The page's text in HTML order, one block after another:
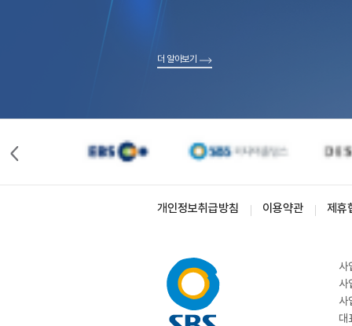
더 알아보기
개인정보취급방침 이용약관 제휴
사
사
사
대